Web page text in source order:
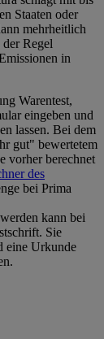
Staaten oder
mehrheitlich
Regel
in
Warentest,
eingeben und
lassen. Bei dem
gut" bewertetem
vorher berechnet
des
bei Prima
kann bei
Sie
eine Urkunde